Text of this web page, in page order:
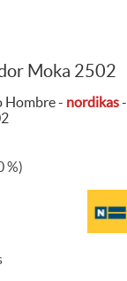
Moka 2502
Hombre - nordikas-
%)